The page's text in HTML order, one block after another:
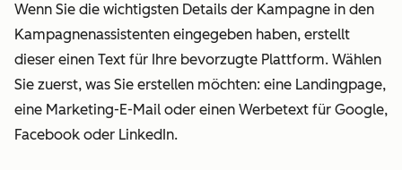
Wenn Sie die wichtigsten Details der Kampagne in den
Kampagnenassistenten eingegeben haben, erstellt
dieser einen Text für Ihre bevorzugte Plattform. Wählen
Sie zuerst, was Sie erstellen möchten: eine Landingpage,
eine Marketing-E-Mail oder einen Werbetext für Google,
Facebook oder LinkedIn.